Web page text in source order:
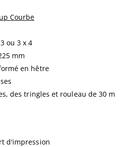
Courbe
ou 3 x 4
mm
en hêtre
des tringles et rouleau de 30 m
d'impression